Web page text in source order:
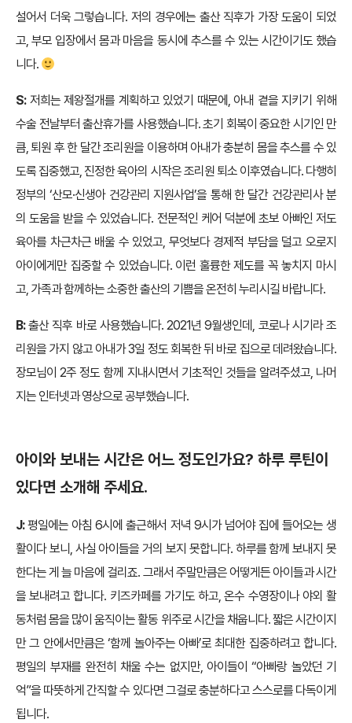
설어서 더욱 그렇습니다. 저의 경우에는 출산 직후가 가장 도움이 되었
고, 부모 입장에서 몸과 마음을 동시에 추스를 수 있는 시간이기도 했습
니다.
S:저희는 제왕절개를 계획하고 있었기 때문에, 아내 곁을 지키기 위해
수술 전날부터 출산휴가를 사용했습니다. 초기 회복이 중요한 시기인 만
큼, 퇴원 후 한 달간 조리원을 이용하며 아내가 충분히 몸을 추스를 수 있
도록 집중했고, 진정한 육아의 시작은 조리원 퇴소 이후였습니다. 다행히
정부의 ‘산모·신생아 건강관리 지원사업’을 통해 한 달간 건강관리사 분
의 도움을 받을 수 있었습니다. 전문적인 케어 덕분에 초보 아빠인 저도
육아를 차근차근 배울 수 있었고, 무엇보다 경제적 부담을 덜고 오로지
아이에게만 집중할 수 있었습니다. 이런 훌륭한 제도를 꼭 놓치지 마시
고, 가족과 함께하는 소중한 출산의 기쁨을 온전히 누리시길 바랍니다.
B:출산 직후 바로 사용했습니다. 2021년 9월생인데, 코로나 시기라 조
리원을 가지 않고 아내가 3일 정도 회복한 뒤 바로 집으로 데려왔습니다.
장모님이 2주 정도 함께 지내시면서 기초적인 것들을 알려주셨고, 나머
지는 인터넷과 영상으로 공부했습니다.
아이와 보내는 시간은 어느 정도인가요? 하루 루틴이
있다면 소개해 주세요.
J:평일에는 아침 6시에 출근해서 저녁 9시가 넘어야 집에 들어오는 생
활이다 보니, 사실 아이들을 거의 보지 못합니다. 하루를 함께 보내지 못
한다는 게 늘 마음에 걸리죠. 그래서 주말만큼은 어떻게든 아이들과 시간
을 보내려고 합니다. 키즈카페를 가기도 하고, 온수 수영장이나 야외 활
동처럼 몸을 많이 움직이는 활동 위주로 시간을 채웁니다. 짧은 시간이지
만 그 안에서만큼은 ‘함께 놀아주는 아빠’로 최대한 집중하려고 합니다.
평일의 부재를 완전히 채울 수는 없지만, 아이들이 “아빠랑 놀았던 기
억”을 따뜻하게 간직할 수 있다면 그걸로 충분하다고 스스로를 다독이게
됩니다.